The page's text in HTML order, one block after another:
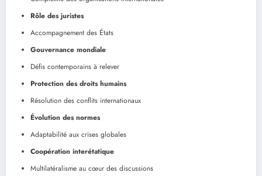
Rôle des juristes
Accompagnement des États
Gouvernance mondiale
Défis contemporains à relever
Protection des droits humains
Résolution des conflits internationaux
Évolution des normes
Adaptabilité aux crises globales
Coopération interétatique
Multilatéralisme au cœur des discussions